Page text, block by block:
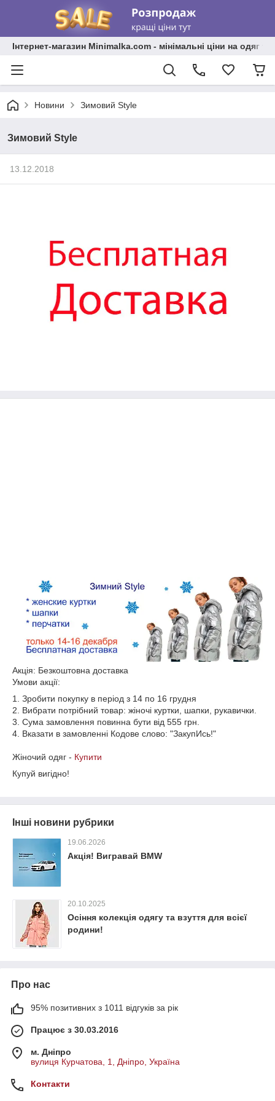
Інтернет-магазин Minimalka.com - мінімальні ціни на одяг
Новини Зимовий Style
Зимовий Style
13.12.2018
Акція: Безкоштовна доставка
Умови акції:
1. Зробити покупку в період з 14 по 16 грудня
2. Вибрати потрібний товар: жіночі куртки, шапки, рукавички.
3. Сума замовлення повинна бути від 555 грн.
4. Вказати в замовленні Кодове слово: "ЗакупИсь!"
Жіночий одяг - Купити
Купуй вигідно!
Інші новини рубрики
19.06.2026
Акція! Вигравай BMW
20.10.2025
Осіння колекція одягу та взуття для всієї
родини!
Про нас
95% позитивних з 1011 відгуків за рік
Працює з 30.03.2016
м. Дніпро
вулиця Курчатова, 1, Дніпро, Україна
Контакти